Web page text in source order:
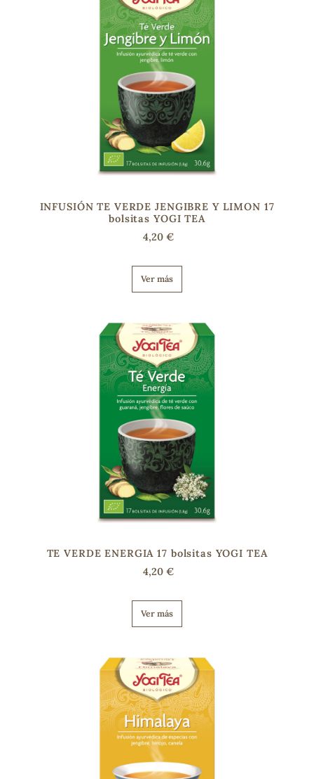
INFUSIÓN TE VERDE JENGIBRE Y LIMON 17
bolsitas YOGI TEA
4,20 €
Ver más
TE VERDE ENERGIA 17 bolsitas YOGI TEA
4,20 €
Ver más